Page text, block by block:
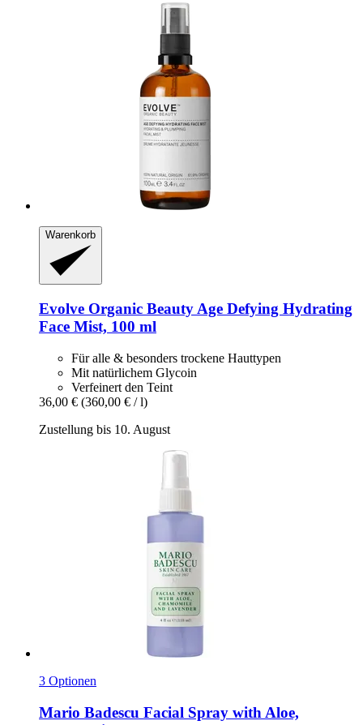
Warenkorb
Evolve Organic Beauty Age Defying Hydrating
Face Mist, 100 ml
Für alle & besonders trockene Hauttypen
Mit natürlichem Glycoin
Verfeinert den Teint
36,00 € (360,00 € / l)
Zustellung bis 10. August
3 Optionen
Mario Badescu Facial Spray with Aloe,